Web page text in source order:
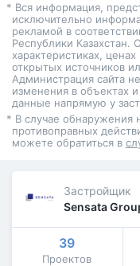
* Вся информация,
исключительно
рекламой в
Республики Казахстан.
характеристиках,
открытых источников
Администрация сайта
изменения в объектах
данные напрямую у
* В случае обнаружения
противоправных
можете обратиться в
Застройщик
Sensata
39
Проектов